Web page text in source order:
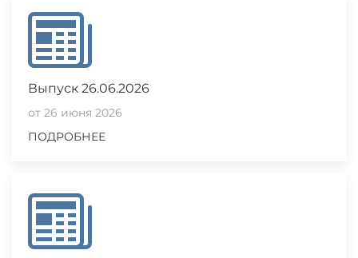
Выпуск 26.06.2026
от 26 июня 2026
ПОДРОБНЕЕ